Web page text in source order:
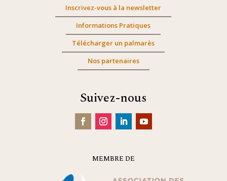
Inscrivez-vous à la newsletter
Informations Pratiques
Télécharger un palmarès
Nos partenaires
Suivez-nous
MEMBRE DE